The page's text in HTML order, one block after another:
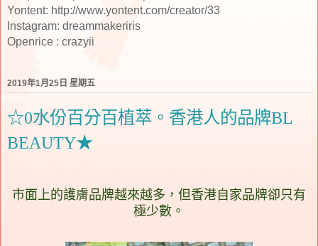
Yontent: http://www.yontent.com/creator/33
Instagram: dreammakeriris
Openrice : crazyii
2019年1月25日 星期五
☆0水份百分百植萃。香港人的品牌BL
BEAUTY★
市面上的護膚品牌越來越多，但香港自家品牌卻只有
極少數。